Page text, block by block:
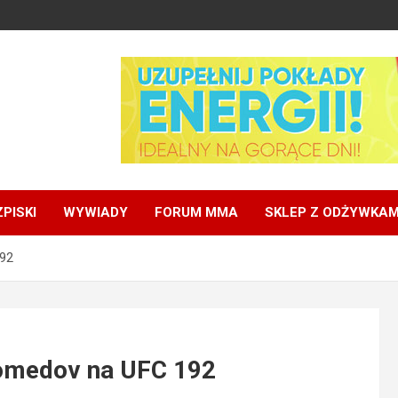
WYWIADY FORUM MMA SKLEP Z
na UFC 192